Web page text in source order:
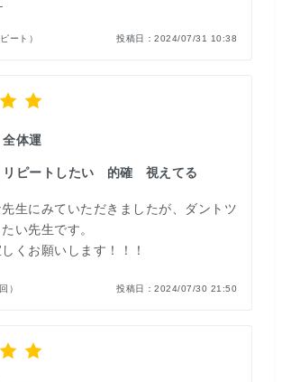
ート） 投稿日： 2024/07/31 10:38
全体運
リピートしたい 的確 視えてる
生にみていただきましたが、ダントツ
い先生です。
くお願いします！！！
） 投稿日： 2024/07/30 21:50